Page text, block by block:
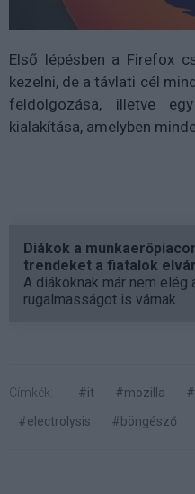
Első lépésben a Firefox
kezelni, de a távlati cél
feldolgozása, illetve
kialakítása, amelyben
Diákok a
trendeket a fiatalok
A diákoknak már nem elég
rugalmasságot is várnak.
Címkék: #it #mozilla
#electrolysis
#böngésző